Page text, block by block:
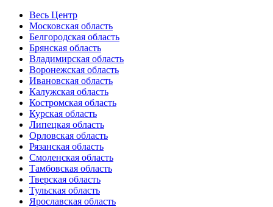
Весь Центр
Московская область
Белгородская область
Брянская область
Владимирская область
Воронежская область
Ивановская область
Калужская область
Костромская область
Курская область
Липецкая область
Орловская область
Рязанская область
Смоленская область
Тамбовская область
Тверская область
Тульская область
Ярославская область